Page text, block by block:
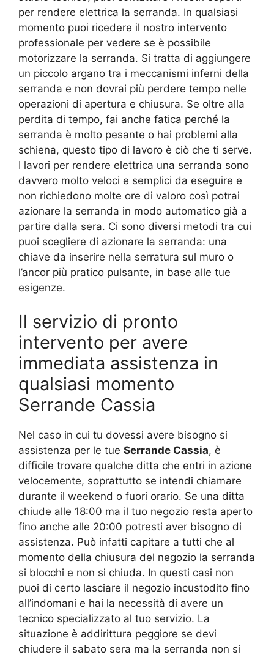
per rendere elettrica la serranda. In qualsiasi
momento puoi ricedere il nostro intervento
professionale per vedere se è possibile
motorizzare la serranda. Si tratta di aggiungere
un piccolo argano tra i meccanismi inferni della
serranda e non dovrai più perdere tempo nelle
operazioni di apertura e chiusura. Se oltre alla
perdita di tempo, fai anche fatica perché la
serranda è molto pesante o hai problemi alla
schiena, questo tipo di lavoro è ciò che ti serve.
I lavori per rendere elettrica una serranda sono
davvero molto veloci e semplici da eseguire e
non richiedono molte ore di valoro così potrai
azionare la serranda in modo automatico già a
partire dalla sera. Ci sono diversi metodi tra cui
puoi scegliere di azionare la serranda: una
chiave da inserire nella serratura sul muro o
l’ancor più pratico pulsante, in base alle tue
esigenze.
Il servizio di pronto
intervento per avere
immediata assistenza in
qualsiasi momento
Serrande Cassia
Nel caso in cui tu dovessi avere bisogno si
assistenza per le tue Serrande Cassia, è
difficile trovare qualche ditta che entri in azione
velocemente, soprattutto se intendi chiamare
durante il weekend o fuori orario. Se una ditta
chiude alle 18:00 ma il tuo negozio resta aperto
fino anche alle 20:00 potresti aver bisogno di
assistenza. Può infatti capitare a tutti che al
momento della chiusura del negozio la serranda
si blocchi e non si chiuda. In questi casi non
puoi di certo lasciare il negozio incustodito fino
all’indomani e hai la necessità di avere un
tecnico specializzato al tuo servizio. La
situazione è addirittura peggiore se devi
chiudere il sabato sera ma la serranda non si